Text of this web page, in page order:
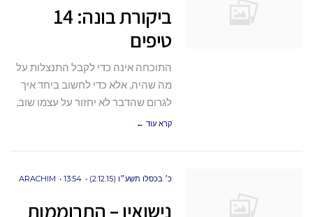
ביקורת בונה: 14
טיפים
התוכחה אינה כדי לקבל התנצלות על
מה שהיה, אלא כדי לחשוב ביחד איך
לגרום שהדבר לא יחזור על עצמו שוב,
קרא עוד ←
כ׳ בכסלו תשע״ו (2.12.15) 13:54
ARACHIM
נישואין – התרוממות